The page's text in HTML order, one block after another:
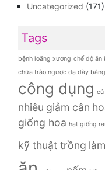
Uncategorized (171)
Tags
bệnh loãng xương chế độ ăn
chữa trào ngược dạ dày
công dụng củ
nhiêu giảm cân
giống hoa hạt giống
kỹ thuật trồng